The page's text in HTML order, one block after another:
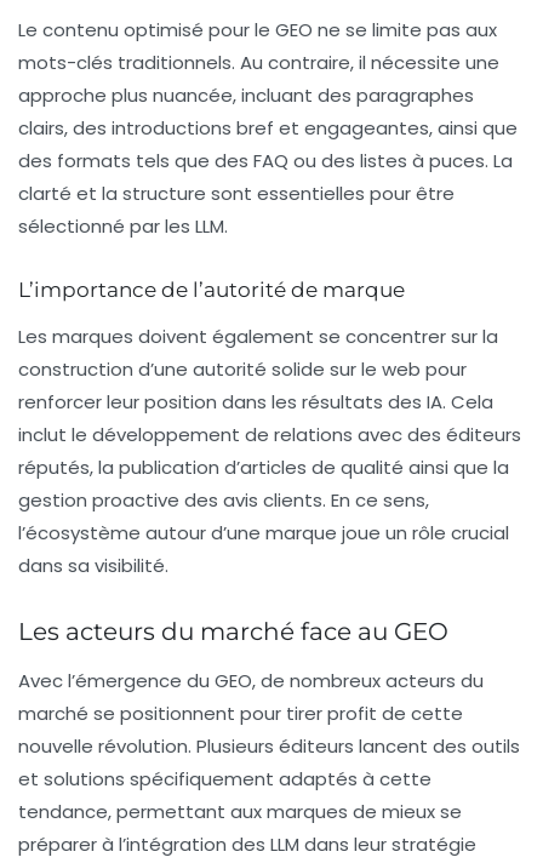
Le contenu optimisé pour le GEO ne se limite pas aux
mots-clés traditionnels. Au contraire, il nécessite une
approche plus nuancée, incluant des paragraphes
clairs, des introductions bref et engageantes, ainsi que
des formats tels que des FAQ ou des listes à puces. La
clarté et la structure sont essentielles pour être
sélectionné par les LLM.
L’importance de l’autorité de marque
Les marques doivent également se concentrer sur la
construction d’une autorité solide sur le web pour
renforcer leur position dans les résultats des IA. Cela
inclut le développement de relations avec des éditeurs
réputés, la publication d’articles de qualité ainsi que la
gestion proactive des avis clients. En ce sens,
l’écosystème autour d’une marque joue un rôle crucial
dans sa visibilité.
Les acteurs du marché face au GEO
Avec l’émergence du GEO, de nombreux acteurs du
marché se positionnent pour tirer profit de cette
nouvelle révolution. Plusieurs éditeurs lancent des outils
et solutions spécifiquement adaptés à cette
tendance, permettant aux marques de mieux se
préparer à l’intégration des LLM dans leur stratégie